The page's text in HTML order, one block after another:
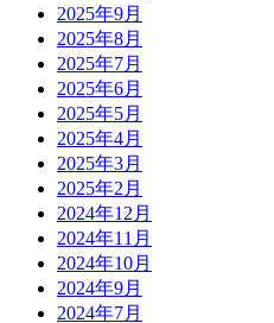
2025年9月
2025年8月
2025年7月
2025年6月
2025年5月
2025年4月
2025年3月
2025年2月
2024年12月
2024年11月
2024年10月
2024年9月
2024年7月